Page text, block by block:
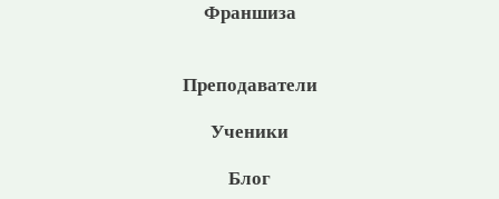
Франшиза
Преподаватели
Ученики
Блог